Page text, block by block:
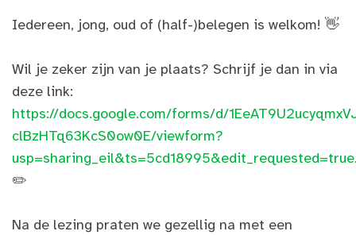
Iedereen, jong, oud of (half-)belegen is welkom! 👋
Wil je zeker zijn van je plaats? Schrijf je dan in via
deze link:
https://docs.google.com/forms/d/
clBzHTq63KcS0ow0E/viewform?
usp=sharing_eil&ts=5cd18995&edit_requested=true
✏️
Na de lezing praten we gezellig na met een